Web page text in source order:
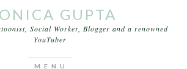
GUPTA
Social Worker, Blogger and a renowned
YouTuber